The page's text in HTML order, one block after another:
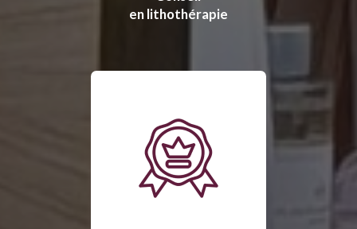
en lithothérapie